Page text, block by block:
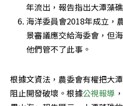
年流出，報告指出大潭藻
海洋委員會2018年成立，
景審議應交給海委會，但
他們管不了此事。
根據文資法，農委會有權把大
阻止開發破壞。根據公視報導